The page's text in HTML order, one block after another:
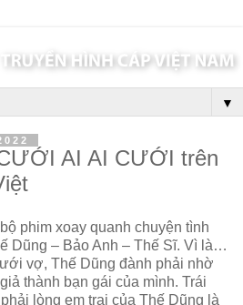
▼
AI AI CƯỚI trên
bộ phim xoay quanh chuyện tình
Dũng – Bảo Anh – Thế Sĩ. Vì là…
vợ, Thế Dũng đành phải nhờ
thành bạn gái của mình. Trái
lòng em trai của Thế Dũng là